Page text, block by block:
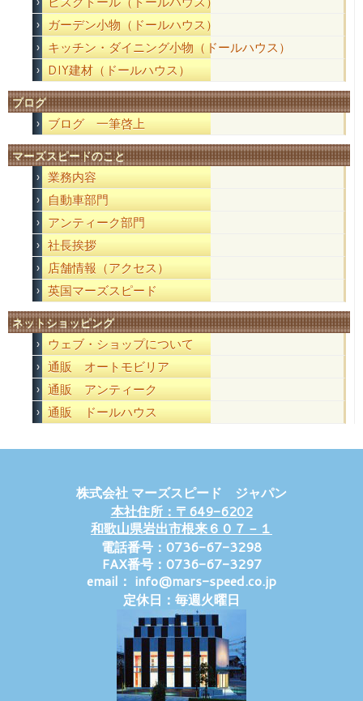
ガーデン小物（ドールハウス）
キッチン・ダイニング小物（ドールハウス）
DIY建材（ドールハウス）
ブログ
ブログ 一筆啓上
マーズスピードのこと
業務内容
自動車部門
アンティーク部門
社長挨拶
店舗情報（アクセス）
英国マーズスピード
ネットショッピング
ウェブ・ショップについて
通販 オートモビリア
通販 アンティーク
通販 ドールハウス
株式会社 マーズスピード ジャパン
本社住所：〒649-6202
和歌山県岩出市根来６０７－１
電話番号：0736-67-3298
FAX番号：0736-67-3297
email： info@mars-speed.co.jp
定休日：毎週火曜日